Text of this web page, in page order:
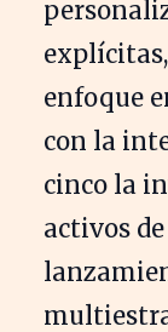
enfoque
con la
cinco la
activos